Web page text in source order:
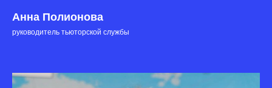
Анна Полионова
руководитель тьюторской службы